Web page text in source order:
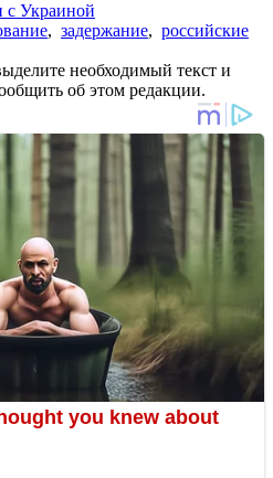
с Украиной
, задержание, российские
необходимый текст и
об этом редакции.